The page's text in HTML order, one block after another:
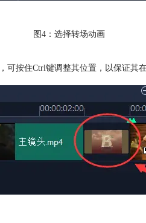
图4：选择转场动画
按住Ctrl键调整其位置，以保证其